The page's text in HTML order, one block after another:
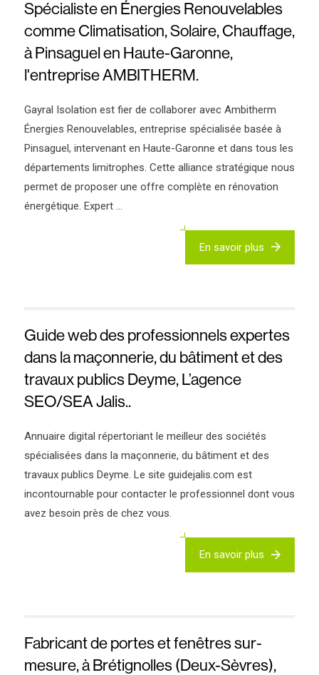
Spécialiste en Énergies Renouvelables
comme Climatisation, Solaire, Chauffage,
à Pinsaguel en Haute-Garonne,
l'entreprise AMBITHERM.
Gayral Isolation est fier de collaborer avec Ambitherm
Énergies Renouvelables, entreprise spécialisée basée à
Pinsaguel, intervenant en Haute-Garonne et dans tous les
départements limitrophes. Cette alliance stratégique nous
permet de proposer une offre complète en rénovation
énergétique. Expert ...
En savoir plus
Guide web des professionnels expertes
dans la maçonnerie, du bâtiment et des
travaux publics Deyme, L’agence
SEO/SEA Jalis..
Annuaire digital répertoriant le meilleur des sociétés
spécialisées dans la maçonnerie, du bâtiment et des
travaux publics Deyme. Le site guidejalis.com est
incontournable pour contacter le professionnel dont vous
avez besoin près de chez vous.
En savoir plus
Fabricant de portes et fenêtres sur-
mesure, à Brétignolles (Deux-Sèvres),